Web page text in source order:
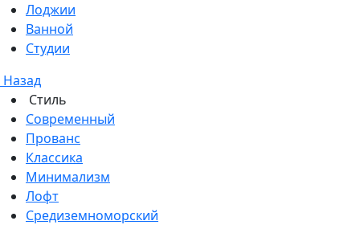
Лоджии
Ванной
Студии
Назад
Стиль
Современный
Прованс
Классика
Минимализм
Лофт
Средиземноморский